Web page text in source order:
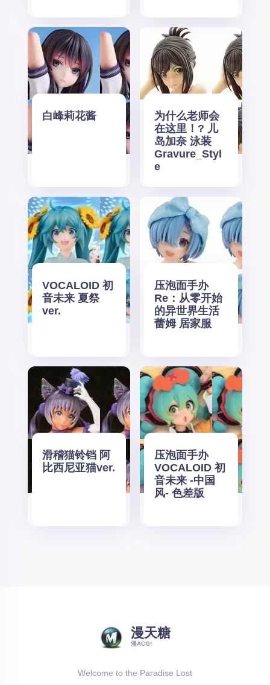
白峰莉花酱
为什么老师会
在这里！? 儿
岛加奈 泳装
Gravure_Styl
e
VOCALOID 初
音未来 夏祭
ver.
压泡面手办
Re：从零开始
的异世界生活
蕾姆 居家服
滑稽猫铃铛 阿
比西尼亚猫ver.
压泡面手办
VOCALOID 初
音未来 -中国
风- 色差版
漫天糖
漫ACG!
Welcome to the Paradise Lost